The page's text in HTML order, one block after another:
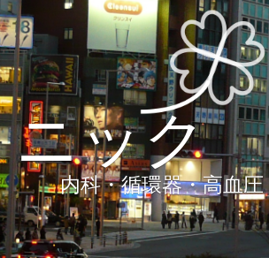
ニック
内科・循環器・高血圧